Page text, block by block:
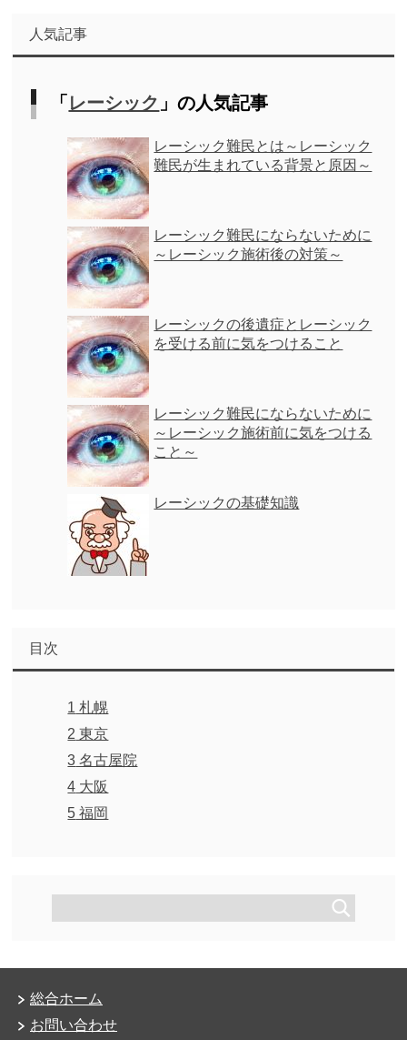
人気記事
「 レーシック 」の人気記事
レーシック難民とは～レーシック
難民が生まれている背景と原因～
レーシック難民にならないために
～レーシック施術後の対策～
レーシックの後遺症とレーシック
を受ける前に気をつけること
レーシック難民にならないために
～レーシック施術前に気をつける
こと～
レーシックの基礎知識
目次
1 札幌
2 東京
3 名古屋院
4 大阪
5 福岡
総合ホーム
お問い合わせ